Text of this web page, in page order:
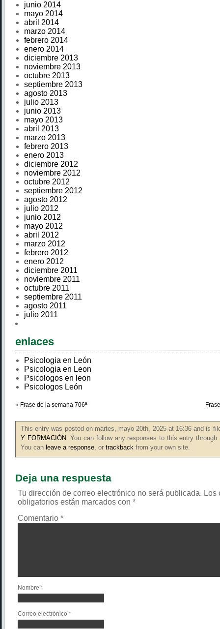
junio 2014
mayo 2014
abril 2014
marzo 2014
febrero 2014
enero 2014
diciembre 2013
noviembre 2013
octubre 2013
septiembre 2013
agosto 2013
julio 2013
junio 2013
mayo 2013
abril 2013
marzo 2013
febrero 2013
enero 2013
diciembre 2012
noviembre 2012
octubre 2012
septiembre 2012
agosto 2012
julio 2012
junio 2012
mayo 2012
abril 2012
marzo 2012
febrero 2012
enero 2012
diciembre 2011
noviembre 2011
octubre 2011
septiembre 2011
agosto 2011
julio 2011
enlaces
Psicologia en León
Psicologia en Leon
Psicologos en leon
Psicologos León
« Frase de la semana 706ª
This entry was posted on martes, mayo 20th, 2025 at 16:36 and is
Y FORMACIÓN. You can follow any responses to this entry
You can leave a response, or trackback from your own site.
Deja una respuesta
Tu dirección de correo electrónico no será publicada. Los
obligatorios están marcados con *
Comentario *
Nombre *
Correo electrónico *